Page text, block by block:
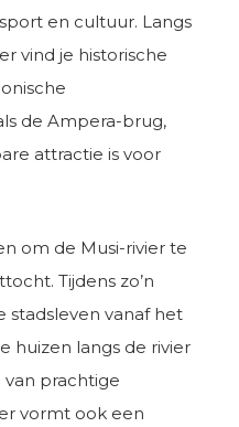
en cultuur. Langs
vind je historische
de Ampera-brug,
attractie is voor
om de Musi-rivier te
Tijdens zo’n
stadsleven vanaf het
huizen langs de rivier
prachtige
vormt ook een